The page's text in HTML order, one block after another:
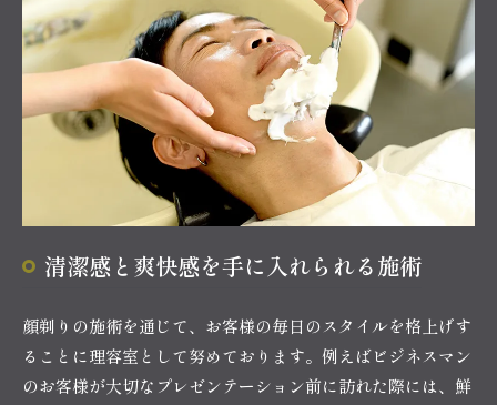
清潔感と爽快感を手に入れられる施術
顔剃りの施術を通じて、お客様の毎日のスタイルを格上げす
ることに理容室として努めております。例えばビジネスマン
のお客様が大切なプレゼンテーション前に訪れた際には、鮮